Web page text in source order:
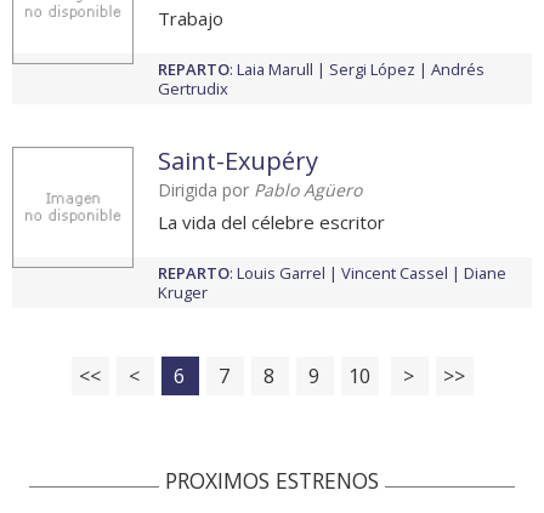
Trabajo
REPARTO: Laia Marull Sergi López
Andrés
Gertrudix
Saint-Exupéry
Dirigida por Pablo Agüero
La vida del célebre escritor
REPARTO: Louis Garrel Vincent Cassel
Diane
Kruger
<< < 6 7 8 9 10 > >>
PROXIMOS ESTRENOS